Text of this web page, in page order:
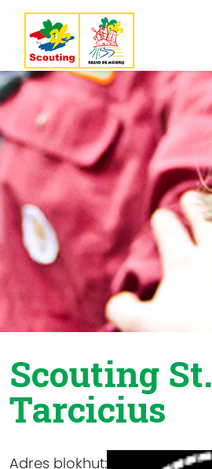
Scouting St.
Tarcicius
Adres blokhut: